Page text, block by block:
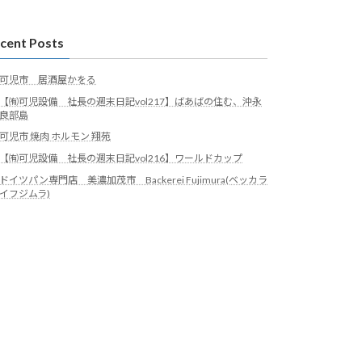
Posts
可児市 居酒屋かをる
【㈲可児設備 社長の週末日記vol217】ばあばの住む、沖永
良部島
可児市 焼肉 ホルモン 翔苑
【㈲可児設備 社長の週末日記vol216】ワールドカップ
ドイツパン専門店 美濃加茂市 Backerei Fujimura(ベッカラ
イフジムラ)